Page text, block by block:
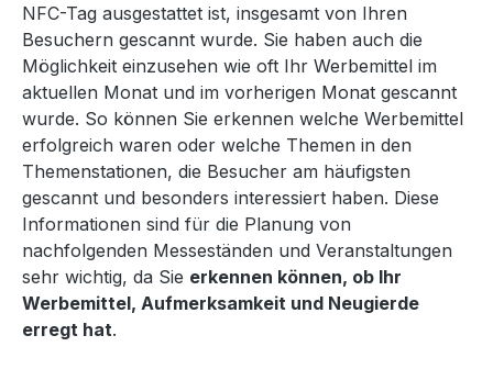
NFC-Tag ausgestattet ist, insgesamt von Ihren
Besuchern gescannt wurde. Sie haben auch die
Möglichkeit einzusehen wie oft Ihr Werbemittel im
aktuellen Monat und im vorherigen Monat gescannt
wurde. So können Sie erkennen welche Werbemittel
erfolgreich waren oder welche Themen in den
Themenstationen, die Besucher am häufigsten
gescannt und besonders interessiert haben. Diese
Informationen sind für die Planung von
nachfolgenden Messeständen und Veranstaltungen
sehr wichtig, da Sie erkennen können, ob Ihr
Werbemittel, Aufmerksamkeit und Neugierde
erregt hat.